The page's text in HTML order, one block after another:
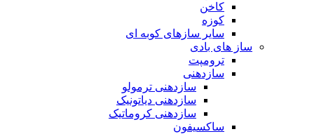
کاخن
کوزه
سایر سازهای کوبه ای
ساز های بادی
ترومپت
سازدهنی
سازدهنی ترمولو
سازدهنی دیاتونیک
سازدهنی کروماتیک
ساکسیفون